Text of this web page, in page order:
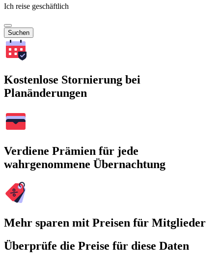
Ich reise geschäftlich
Suchen
Kostenlose Stornierung bei
Planänderungen
Verdiene Prämien für jede
wahrgenommene Übernachtung
Mehr sparen mit Preisen für Mitglieder
Überprüfe die Preise für diese Daten